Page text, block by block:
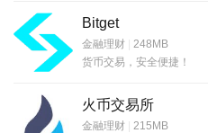
Bitget
金融理财 | 248MB
货币交易，安全便捷！
火币交易所
金融理财 | 215MB